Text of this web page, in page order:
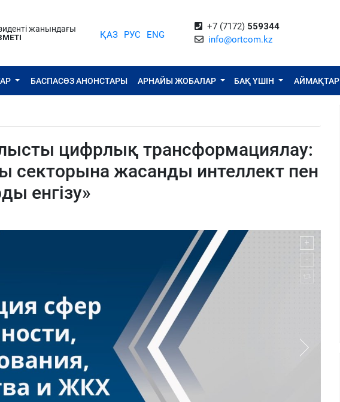
жанындағы
ҚАЗ РУС ENG
+7 (7172) 559344
info@ortcom.kz
БАСПАСӨЗ АНОНСТАРЫ АРНАЙЫ ЖОБАЛАР БАҚ ҮШІН АЙМАҚТАР
цифрлық трансформациялау:
секторына жасанды интеллект пен
енгізу»